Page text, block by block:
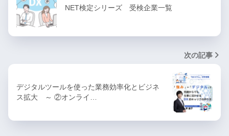
NET検定シリーズ 受検企業一覧
次の記事
デジタルツールを使った業務効率化とビジネ
ス拡大 ～ ②オンライ…